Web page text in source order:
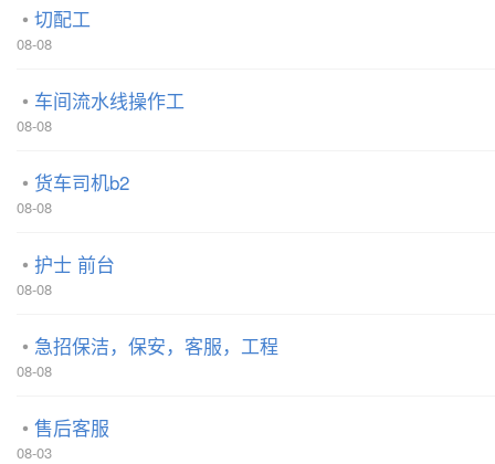
切配工
08-08
车间流水线操作工
08-08
货车司机b2
08-08
护士 前台
08-08
急招保洁，保安，客服，工程
08-08
售后客服
08-03